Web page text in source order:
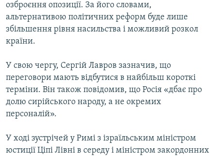
озброєння опозиції. За його словами,
альтернативою політичних реформ буде лише
збільшення рівня насильства і можливий розкол
країни.
У свою чергу, Сергій Лавров зазначив, що
переговори мають відбутися в найбільш короткі
терміни. Він також повідомив, що Росія «дбає про
долю сирійського народу, а не окремих
персоналій».
У ході зустрічей у Римі з ізраїльським міністром
юстиції Ціпі Лівні в середу і міністром закордонних